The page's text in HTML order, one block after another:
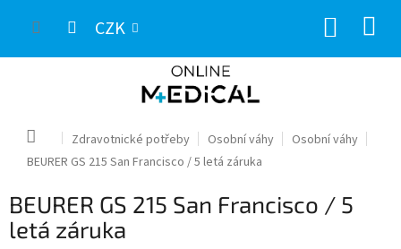
CZK
Domů Zdravotnické potřeby Osobní váhy
Osobní váhy
BEURER GS 215 San Francisco / 5 letá záruka
BEURER GS 215 San Francisco / 5
letá záruka